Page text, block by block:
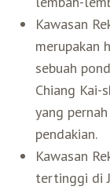
Kawasan
merupakan
sebuah
Chiang Kai-
yang
pendakian.
Kawasan
tertinggi di